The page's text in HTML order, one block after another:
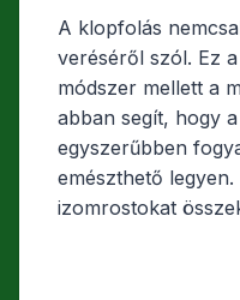
A klopfolás
veréséről szól. Ez
módszer mellett a
abban segít, hogy
egyszerűbben
emészthető
izomrostokat